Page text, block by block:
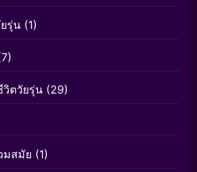
รุ่น (1)
ตวัยรุ่น (29)
มสมัย (1)